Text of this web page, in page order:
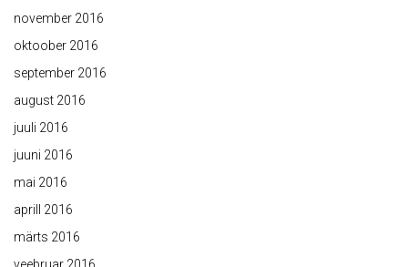
november 2016
oktoober 2016
september 2016
august 2016
juuli 2016
juuni 2016
mai 2016
aprill 2016
märts 2016